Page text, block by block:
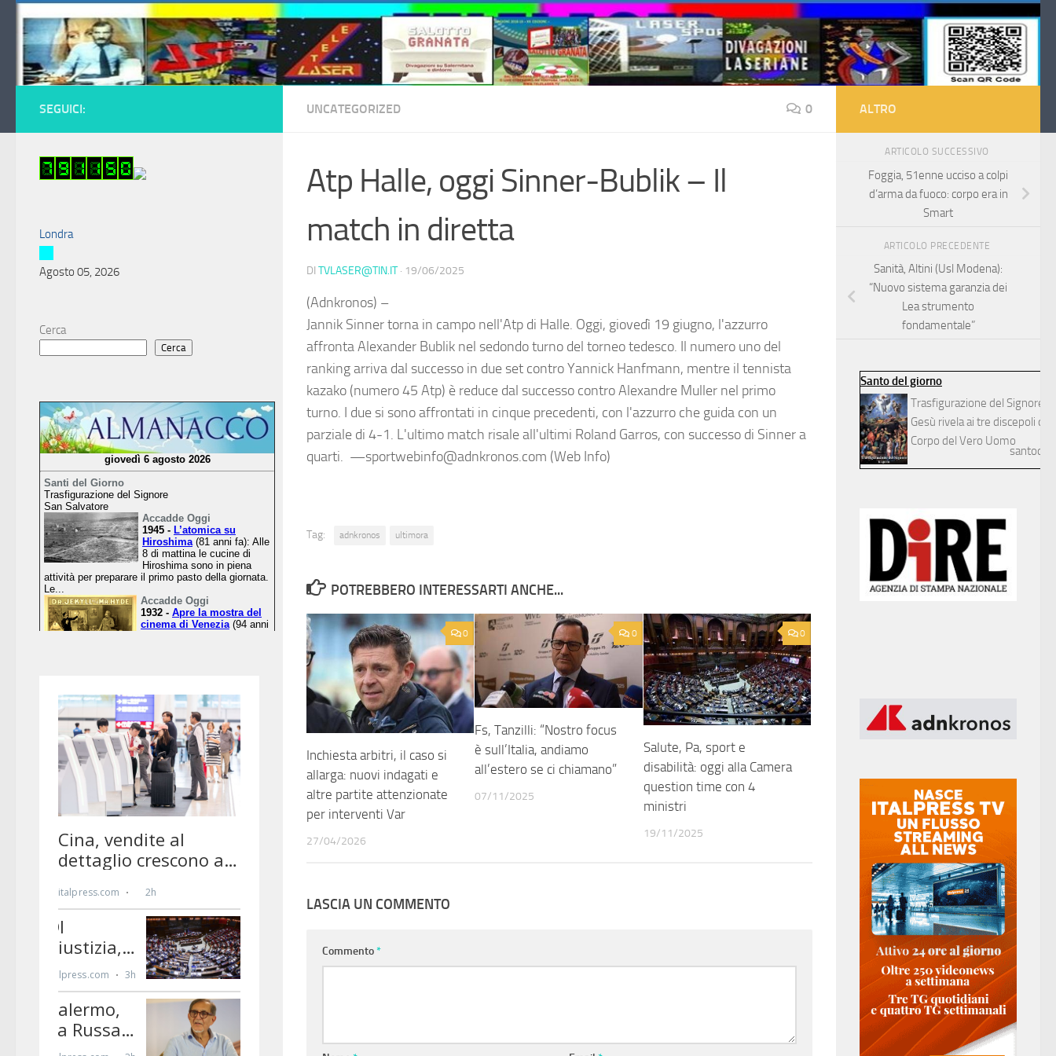
Salta al contenuto
UNCATEGORIZED 0
Atp Halle, oggi Sinner-Bublik – Il
match in diretta
DI TVLASER@TIN.IT · 19/06/2025
(Adnkronos) –
Jannik Sinner torna in campo nell'Atp di Halle. Oggi, giovedì 19 giugno, l'azzurro
affronta Alexander Bublik nel sedondo turno del torneo tedesco. Il numero uno del
ranking arriva dal successo in due set contro Yannick Hanfmann, mentre il tennista
kazako (numero 45 Atp) è reduce dal successo contro Alexandre Muller nel primo
turno. I due si sono affrontati in cinque precedenti, con l'azzurro che guida con un
parziale di 4-1. L'ultimo match risale all'ultimi Roland Garros, con successo di Sinner a
quarti. —sportwebinfo@adnkronos.com (Web Info)
Tag: adnkronos ultimora
POTREBBERO INTERESSARTI ANCHE...
0
Inchiesta arbitri, il caso si
allarga: nuovi indagati e
altre partite attenzionate
per interventi Var
27/04/2026
0
Fs, Tanzilli: “Nostro focus
è sull’Italia, andiamo
all’estero se ci chiamano”
07/11/2025
0
Salute, Pa, sport e
disabilità: oggi alla Camera
question time con 4
ministri
19/11/2025
LASCIA UN COMMENTO
Commento*
SEGUICI:
Londra
Agosto 05, 2026
Cerca
Cerca
ALTRO
ARTICOLO SUCCESSIVO
Foggia, 51enne ucciso a colpi
d’arma da fuoco: corpo era in
Smart
ARTICOLO PRECEDENTE
Sanità, Altini (Usl Modena):
“Nuovo sistema garanzia dei
Lea strumento
fondamentale”
Santo del giorno
Trasfigurazione del Signore
Gesù rivela ai tre discepoli
Corpo del Vero Uomo